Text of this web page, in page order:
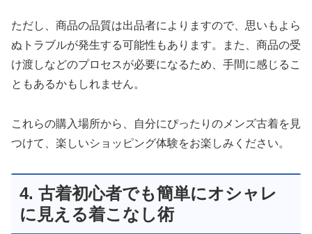
ただし、商品の品質は出品者によりますので、思いもよら
ぬトラブルが発生する可能性もあります。また、商品の受
け渡しなどのプロセスが必要になるため、手間に感じるこ
ともあるかもしれません。
これらの購入場所から、自分にぴったりのメンズ古着を見
つけて、楽しいショッピング体験をお楽しみください。
4. 古着初心者でも簡単にオシャレ
に見える着こなし術